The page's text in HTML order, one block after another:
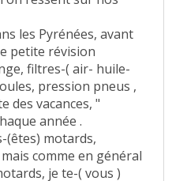
les Pyrénées, avant
petite révision
filtres-( air- huile-
pression pneus ,
des vacances, "
année .
(êtes) motards,
comme en général
je te-( vous )